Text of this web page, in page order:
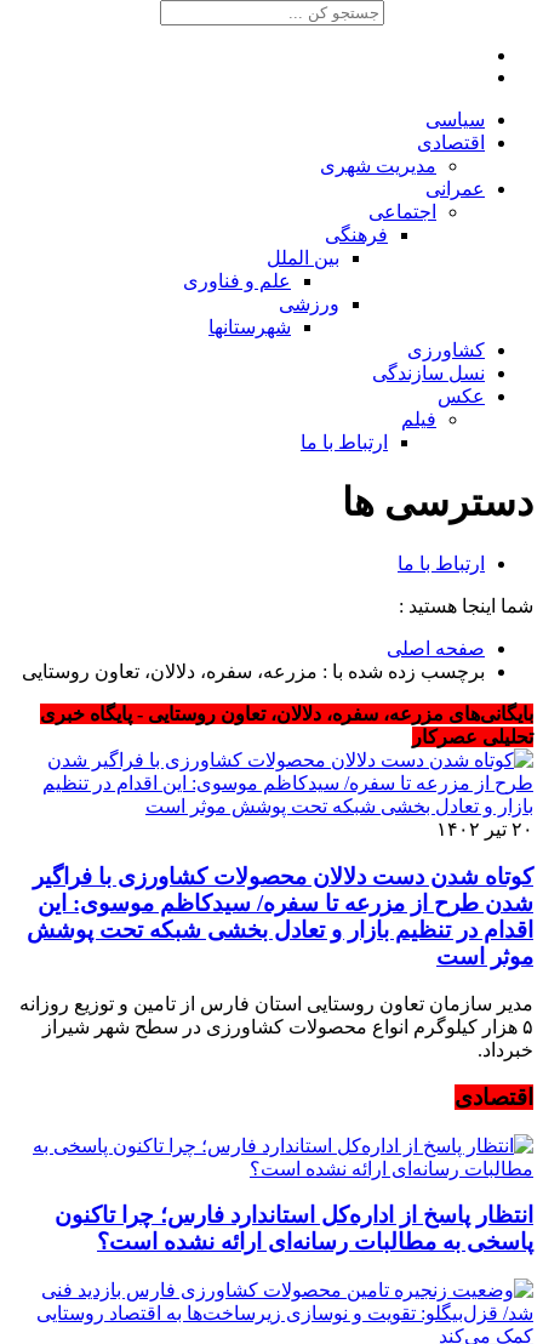
سیاسی
اقتصادی
مدیریت شهری
عمرانی
اجتماعی
فرهنگی
بین الملل
علم و فناوری
ورزشی
شهرستانها
کشاورزی
نسل سازندگی
عکس
فیلم
ارتباط با ما
دسترسی ها
ارتباط با ما
شما اینجا هستید :
صفحه اصلی
برچسب زده شده با : مزرعه، سفره، دلالان، تعاون روستایی
بایگانی‌های مزرعه، سفره، دلالان، تعاون روستایی - پایگاه خبری
تحلیلی عصرکار
۲۰ تیر ۱۴۰۲
کوتاه شدن دست دلالان محصولات کشاورزی با فراگیر
شدن طرح از مزرعه تا سفره/ سیدکاظم موسوی: این
اقدام در تنظیم بازار و تعادل بخشی شبکه تحت پوشش
موثر است
مدیر سازمان تعاون روستایی استان فارس از تامین و توزیع روزانه
۵ هزار کیلوگرم انواع محصولات کشاورزی در سطح شهر شیراز
خبرداد.
اقتصادی
انتظار پاسخ از اداره‌کل استاندارد فارس؛ چرا تاکنون
پاسخی به مطالبات رسانه‌ای ارائه نشده است؟